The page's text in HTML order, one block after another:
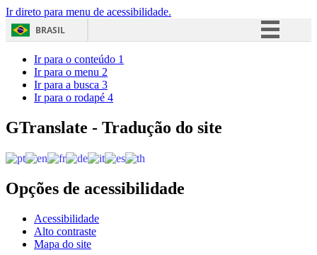
Ir direto para menu de acessibilidade.
BRASIL
Acesso à informação
Ir para o conteúdo 1
Ir para o menu 2
Ir para a busca 3
Ir para o rodapé 4
GTranslate - Tradução do site
Opções de acessibilidade
Acessibilidade
Alto contraste
Mapa do site